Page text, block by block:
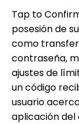
Tap to
posesión de
como
contraseña,
ajustes de
un código
usuario
aplicación del